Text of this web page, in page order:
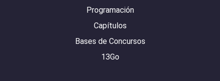
Programación
Capítulos
Bases de Concursos
13Go